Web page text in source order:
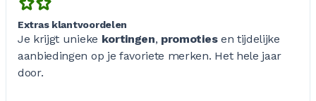
Extras klantvoordelen
Je krijgt unieke kortingen, promotiesen tijdelijke
aanbiedingen op je favoriete merken. Het hele jaar
door.